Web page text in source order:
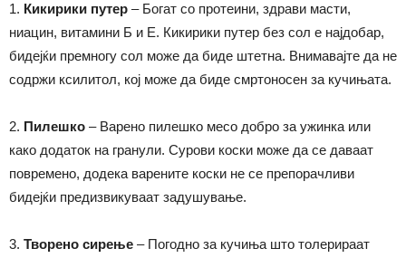
1. Кикирики путер – Богат со протеини, здрави масти,
ниацин, витамини Б и Е. Кикирики путер без сол е најдобар,
бидејќи премногу сол може да биде штетна. Внимавајте да не
содржи ксилитол, кој може да биде смртоносен за кучињата.
2. Пилешко – Варено пилешко месо добро за ужинка или
како додаток на гранули. Сурови коски може да се даваат
повремено, додека варените коски не се препорачливи
бидејќи предизвикуваат задушување.
3. Творено сирење – Погодно за кучиња што толерираат